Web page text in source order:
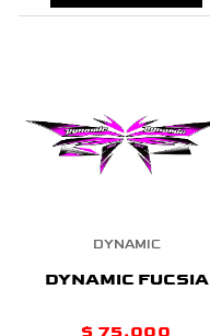
DYNAMIC
DYNAMIC FUCSIA